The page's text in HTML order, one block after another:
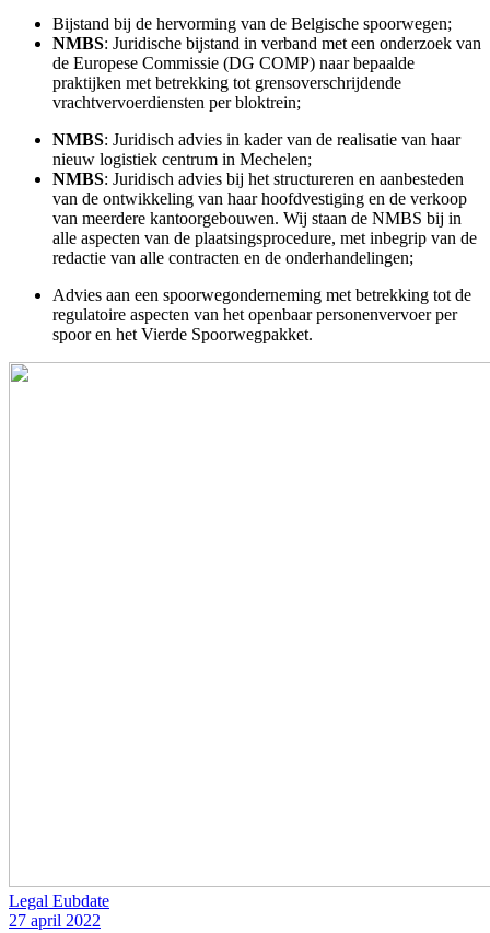
Bijstand bij de hervorming van de Belgische spoorwegen;
NMBS: Juridische bijstand in verband met een onderzoek van
de Europese Commissie (DG COMP) naar bepaalde
praktijken met betrekking tot grensoverschrijdende
vrachtvervoerdiensten per bloktrein;
NMBS: Juridisch advies in kader van de realisatie van haar
nieuw logistiek centrum in Mechelen;
NMBS: Juridisch advies bij het structureren en aanbesteden
van de ontwikkeling van haar hoofdvestiging en de verkoop
van meerdere kantoorgebouwen. Wij staan de NMBS bij in
alle aspecten van de plaatsingsprocedure, met inbegrip van de
redactie van alle contracten en de onderhandelingen;
Advies aan een spoorwegonderneming met betrekking tot de
regulatoire aspecten van het openbaar personenvervoer per
spoor en het Vierde Spoorwegpakket.
Legal Eubdate
27 april 2022